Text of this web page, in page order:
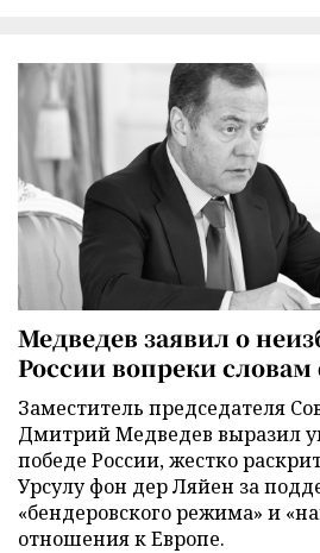
Медведев заявил о
России вопреки
Заместитель председателя
Дмитрий Медведев выразил
победе России, жестко
Урсулу фон дер Ляйен за
«бендеровского режима» и
отношения к Европе.